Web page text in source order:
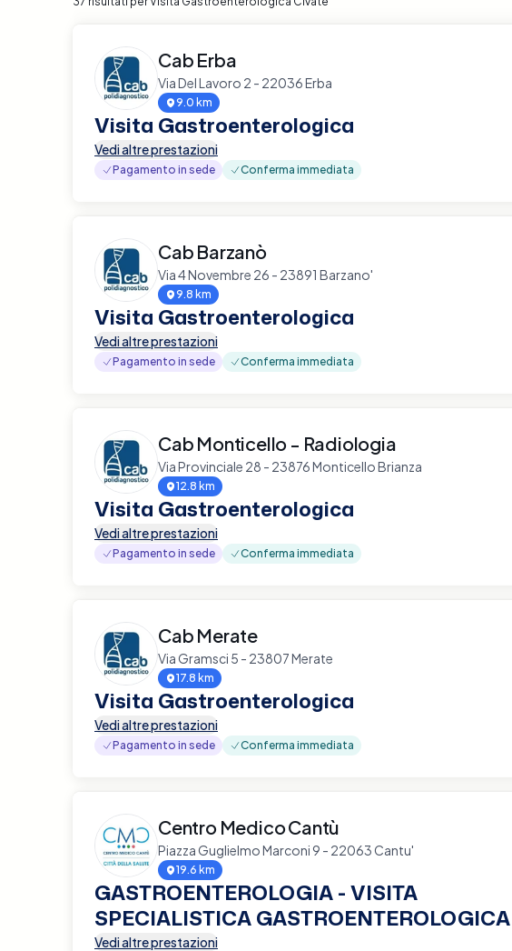
Cab Erba
Via Del Lavoro 2 - 22036 Erba
9.0 km
Visita Gastroenterologica
Vedi altre prestazioni
Pagamento in sede Conferma immediata
Cab Barzanò
Via 4 Novembre 26 - 23891 Barzano'
9.8 km
Visita Gastroenterologica
Vedi altre prestazioni
Pagamento in sede Conferma immediata
Cab Monticello - Radiologia
Via Provinciale 28 - 23876 Monticello Brianza
12.8 km
Visita Gastroenterologica
Vedi altre prestazioni
Pagamento in sede Conferma immediata
Cab Merate
Via Gramsci 5 - 23807 Merate
17.8 km
Visita Gastroenterologica
Vedi altre prestazioni
Pagamento in sede Conferma immediata
Centro Medico Cantù
Piazza Guglielmo Marconi 9 - 22063 Cantu'
19.6 km
GASTROENTEROLOGIA - VISITA
SPECIALISTICA GASTROENTEROLOGICA
Vedi altre prestazioni